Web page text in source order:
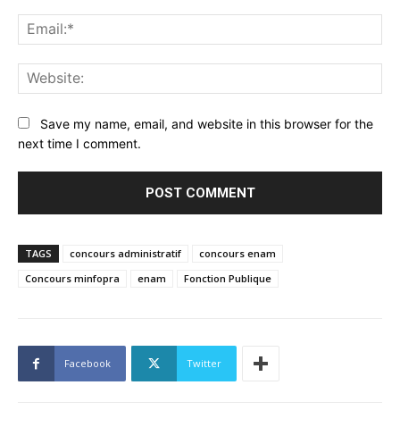
Save my name, email, and website in this browser for the
next time I comment.
TAGS concours administratif
concours enam
Concours minfopra
enam Fonction Publique
Facebook Twitter